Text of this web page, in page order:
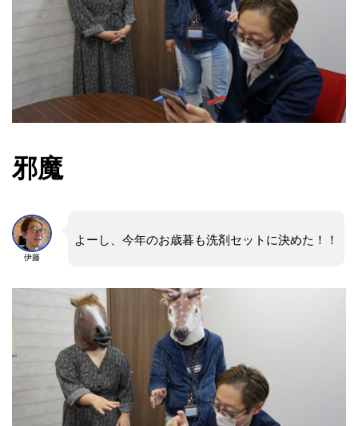
邪魔
伊藤
よーし、今年のお歳暮も洗剤セットに決めた！！